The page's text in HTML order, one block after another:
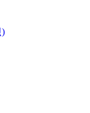
)